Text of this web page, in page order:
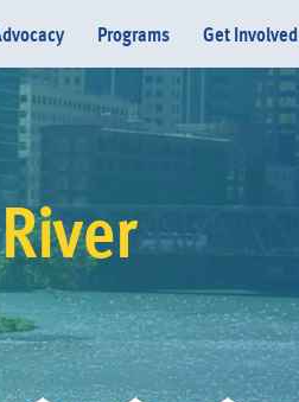
Programs Get Involved